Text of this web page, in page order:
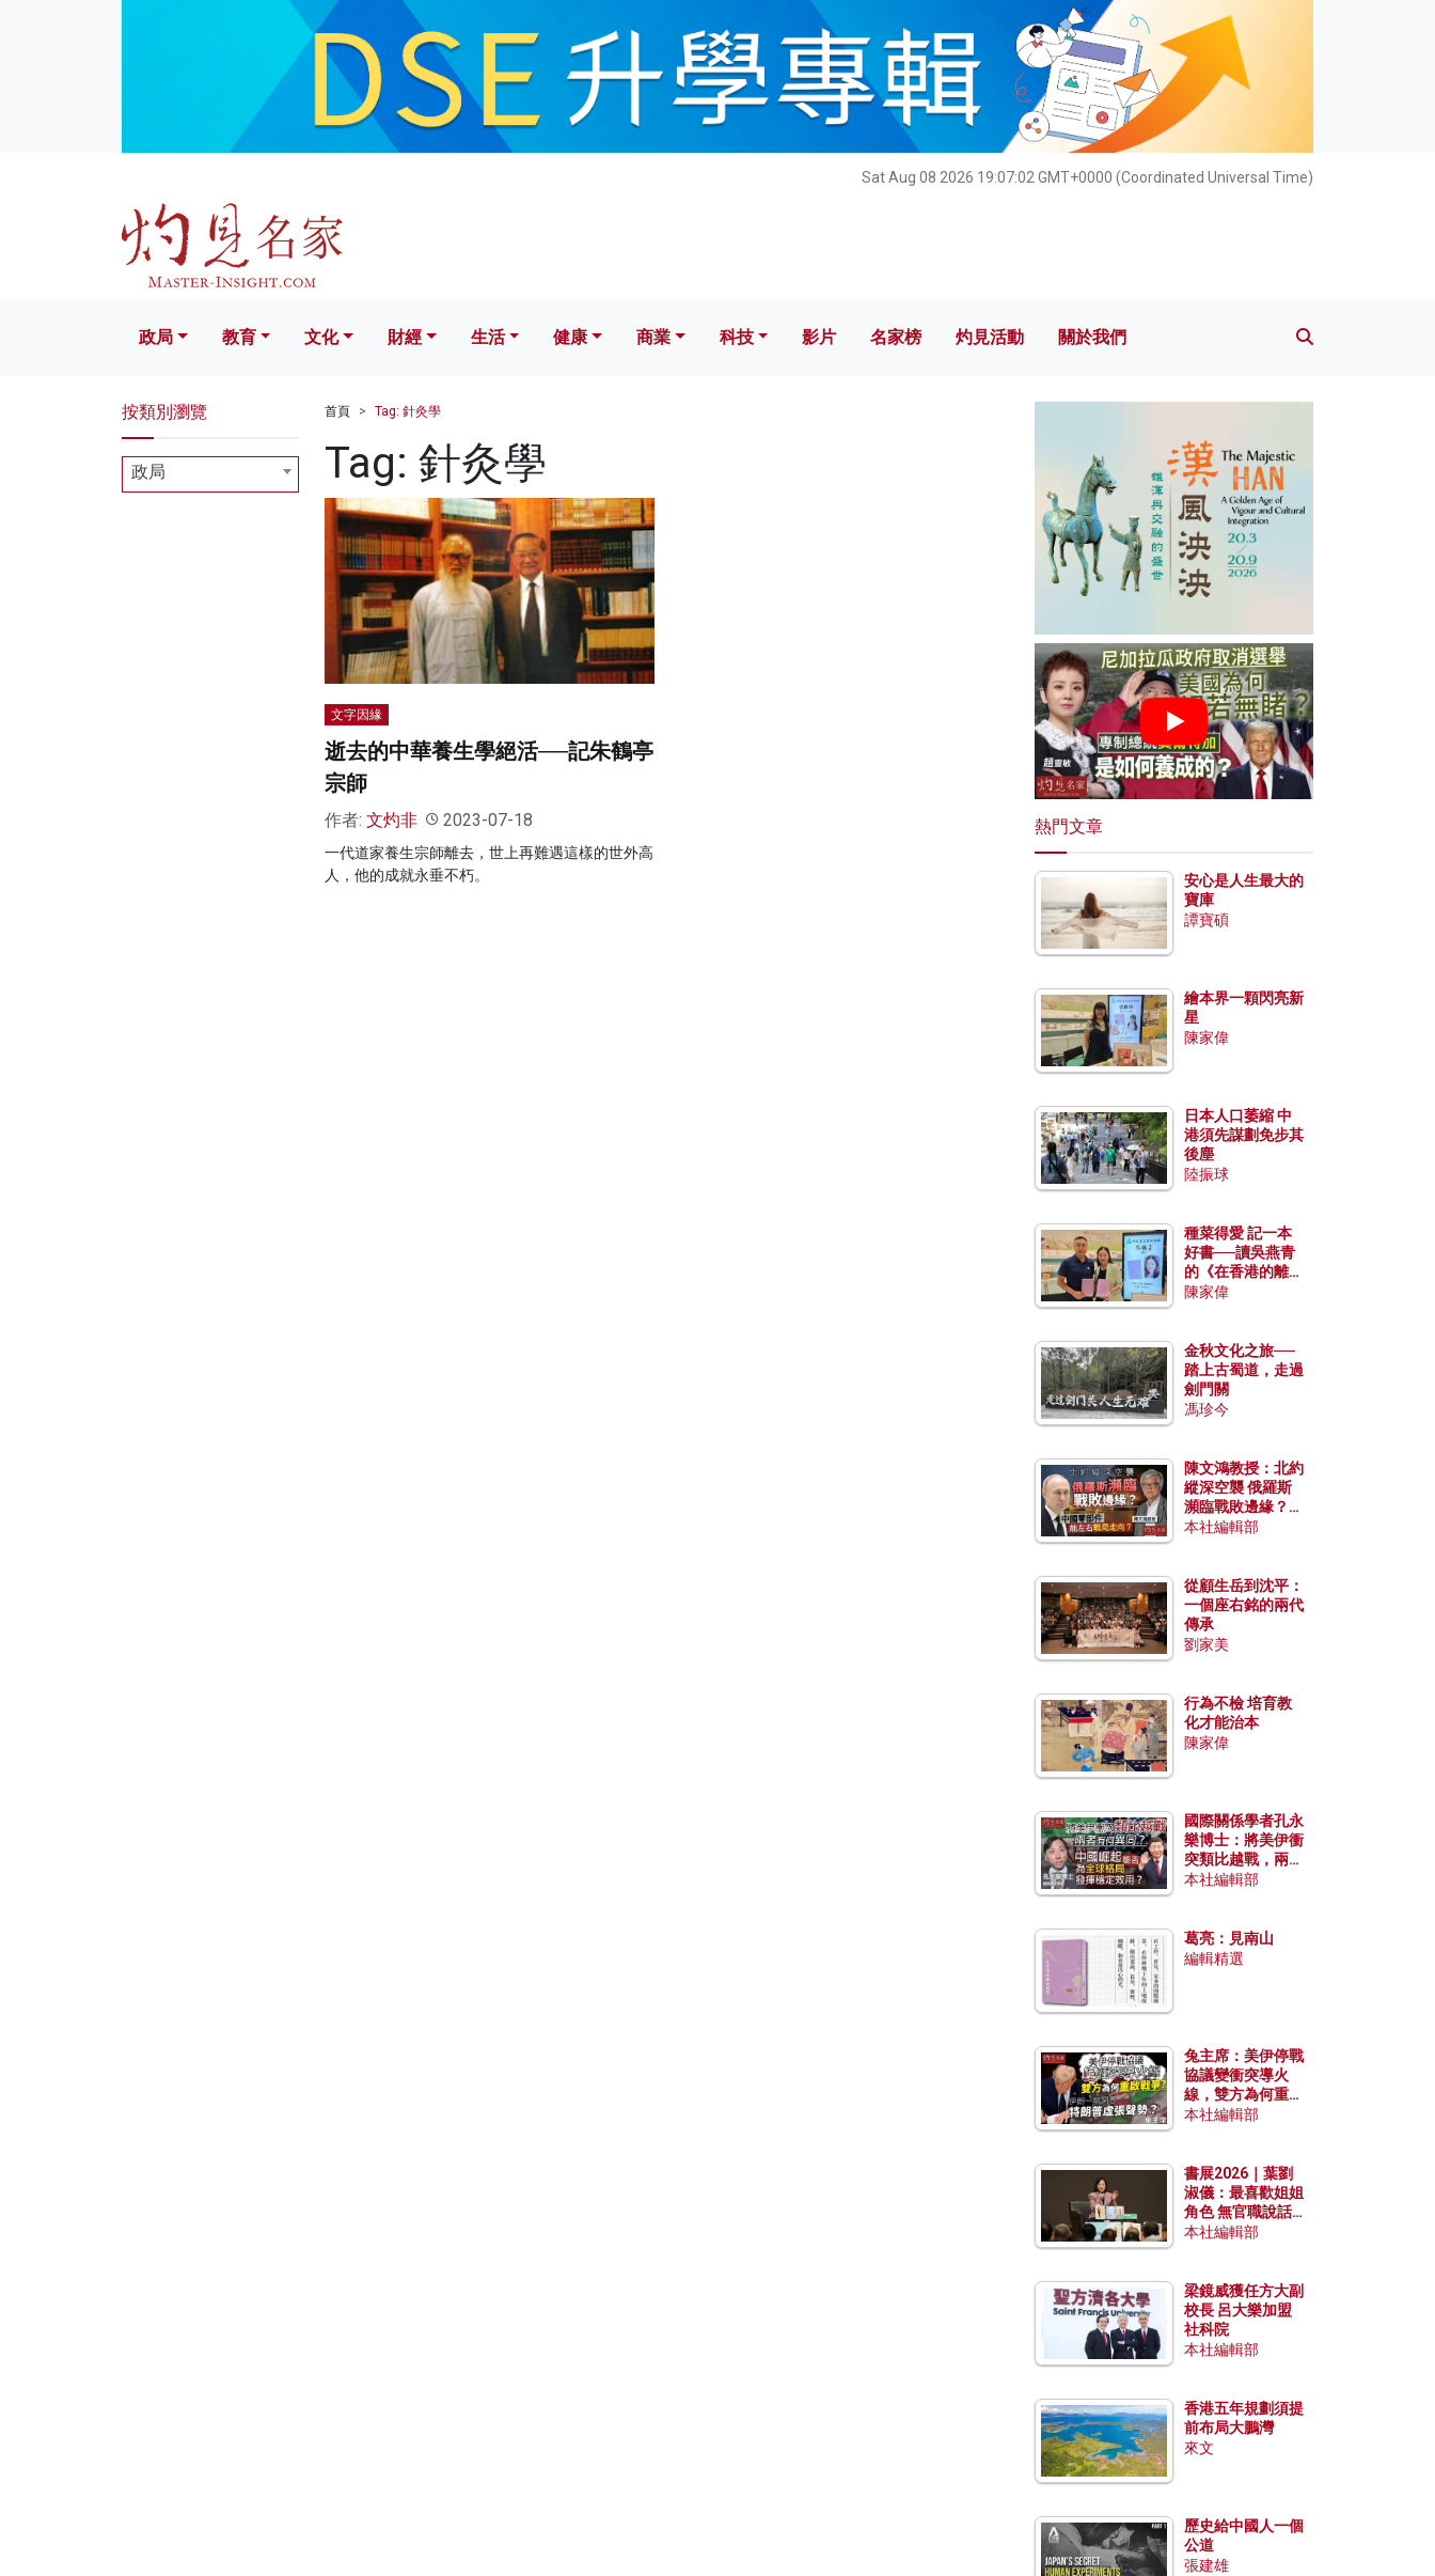
Sat Aug 08 2026 19:07:04 GMT+0000 (Coordinated Universal Time)
文化 財經 生活 健康 科技 影片 名家榜 灼見活動 關於我們
政局 教育 文化 財經 生活 健康 商業 科技 影片 名家榜 灼見活動 關於我們
首頁 Tag: 針灸學
Tag: 針灸學
文字因緣
逝去的中華養生學絕活──記朱鶴亭
宗師
作者: 文灼非 2023-07-18
一代道家養生宗師離去，世上再難遇這樣的世外高
人，他的成就永垂不朽。
按類別瀏覽
政局
熱門文章
安心是人生最大的
寶庫
譚寶碩
繪本界一顆閃亮新
星
陳家偉
日本人口萎縮 中
港須先謀劃免步其
後塵
陸振球
種菜得愛 記一本
好書──讀吳燕青
的《在香港的離島
種菜》
陳家偉
金秋文化之旅──
踏上古蜀道，走過
劍門關
馮珍今
陳文鴻教授：北約
縱深空襲 俄羅斯
瀕臨戰敗邊緣？中
國零部件能左右戰
本社編輯部
從顧生岳到沈平：
一個座右銘的兩代
傳承
劉家美
行為不檢 培育教
化才能治本
陳家偉
國際關係學者孔永
樂博士：將美伊衝
突類比越戰，兩者
有何異同？中國崛
本社編輯部
葛亮：見南山
編輯精選
兔主席：美伊停戰
協議變衝突導火
線，雙方為何重啟
戰爭？伊朗一早洞
本社編輯部
書展2026｜葉劉
淑儀：最喜歡姐姐
角色 無官職說話
包袱少
本社編輯部
梁鏡威獲任方大副
校長 呂大樂加盟
社科院
本社編輯部
香港五年規劃須提
前布局大鵬灣
來文
歷史給中國人一個
公道
張建雄